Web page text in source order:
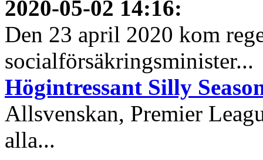
2020-05-02 14:16:
Den 23 april 2020 kom
socialförsäkringsminister...
Högintressant Silly
Allsvenskan, Premier
alla...